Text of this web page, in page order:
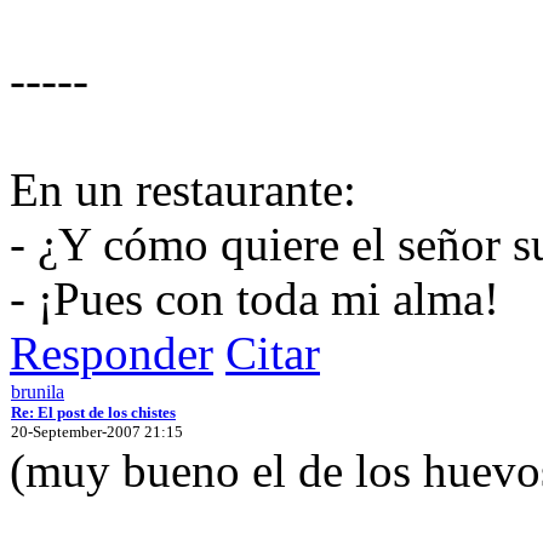
-----
En un restaurante:
- ¿Y cómo quiere el señor
- ¡Pues con toda mi alma!
Responder Citar
brunila
Re: El post de los chistes
20-September-2007 21:15
(muy bueno el de los